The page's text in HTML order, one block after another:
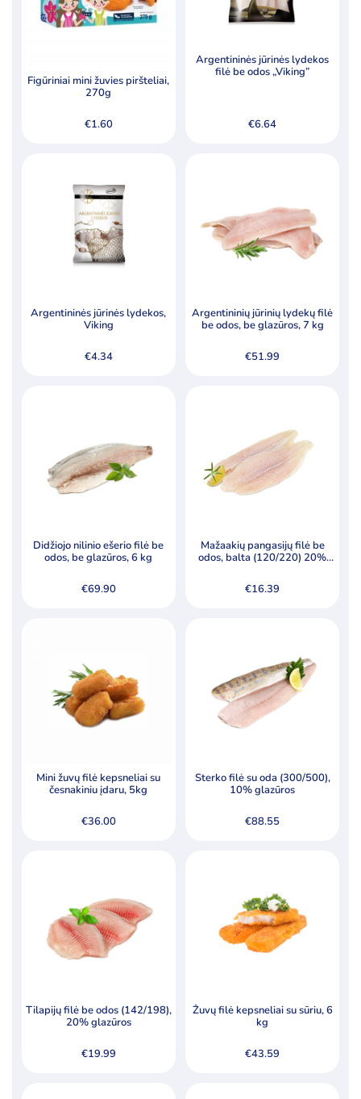
Šaldytos jūrų gėrybės, krabų lazdelės
Šaldytos uogos, vaisiai
Tešla, duonos ir pyrago gaminiai
Specialūs pasiūlymai
Figūriniai mini žuvies piršteliai,
270g
€1.60
Argentininės jūrinės lydekos
filė be odos „Viking”
€6.64
Argentininės jūrinės lydekos,
Viking
€4.34
Argentininių jūrinių lydekų filė
be odos, be glazūros, 7 kg
€51.99
Didžiojo nilinio ešerio filė be
odos, be glazūros, 6 kg
€69.90
Mažaakių pangasijų filė be
odos, balta (120/220) 20%
€16.39
Mini žuvų filė kepsneliai su
česnakiniu įdaru, 5kg
€36.00
Sterko filė su oda (300/500),
10% glazūros
€88.55
Tilapijų filė be odos (142/198),
20% glazūros
€19.99
Žuvų filė kepsneliai su sūriu, 6
kg
€43.59